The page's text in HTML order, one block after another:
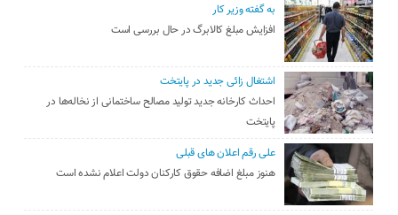
به گفته وزیر کار
افزایش مبلغ کالابرگ در حال بررسی است
اشتغال زائی جدید در پایتخت
احداث کارخانه جدید تولید مصالح ساختمانی از نخاله‌ها در
پایتخت
علی رقم اعلان های قبلی
هنوز مبلغ اضافه حقوق کارکنان دولت اعلام نشده است